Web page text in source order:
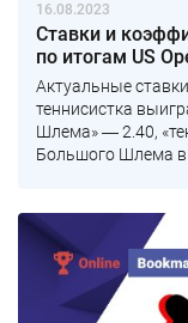
16.08.2023
Ставки и
по итогам US
Актуальные
теннисистка
Шлема» ― 2.40,
Большого Шлема в